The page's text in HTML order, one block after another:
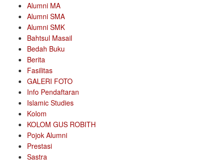
Alumni MA
Alumni SMA
Alumni SMK
Bahtsul Masail
Bedah Buku
Berita
Fasilitas
GALERI FOTO
Info Pendaftaran
Islamic Studies
Kolom
KOLOM GUS ROBITH
Pojok Alumni
Prestasi
Sastra